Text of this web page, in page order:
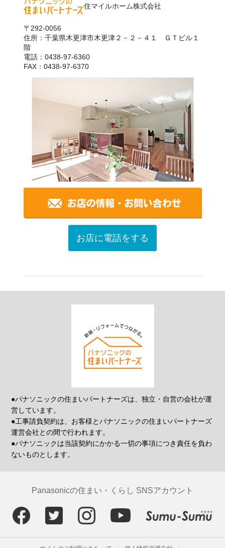
住マイルホーム株式会社
〒292-0056
住所：千葉県木更津市木更津２－２－４１ ＧＴビル１
階
電話：0438-97-6360
FAX：0438-97-6370
お店に電話をする
●パナソニックの住まいパートナーズは、独立・自営の会社が運
営しています。
●工事請負契約は、お客様とパナソニックの住まいパートナーズ
運営会社との間で行われます。
●パナソニックは当該契約にかかる一切の事項につき責任を負わ
ないものとします。
Panasonicの住まい・くらし SNSアカウント